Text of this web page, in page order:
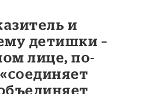
и
детишки –
лице, по-